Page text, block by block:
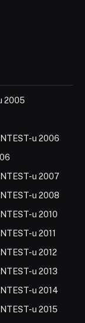
2005
u 2006
u 2007
u 2008
u 2010
u 2011
u 2012
u 2013
u 2014
u 2015